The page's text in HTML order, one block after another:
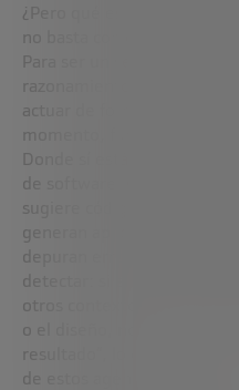
¿Pero qué es exactamente
no basta con que sea un
Para ser un verdadero
razonamiento, ejecutar
actuar de forma
momento, funciona solo a
Donde sí está habiendo
de software. Gracias a
sugiere código como con
generan aplicaciones
depuran errores. En este
detectar: si el código no
otros contextos, como el
o el diseño, no siempre
resultado”, lo que dificulta
de estos agentes.